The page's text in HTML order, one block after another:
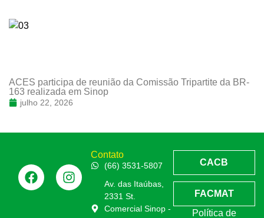
ACES participa de reunião da Comissão Tripartite da BR-
163 realizada em Sinop
julho 22, 2026
Contato
(66) 3531-5807
Av. das Itaúbas,
2331 St.
Comercial Sinop -
CACB
FACMAT
Política de